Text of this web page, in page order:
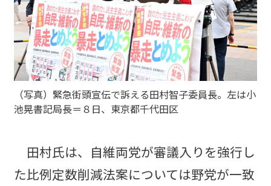
（写真）緊急街頭宣伝で訴える田村智子委員長。左は小
池晃書記局長＝８日、東京都千代田区
田村氏は、自維両党が審議入りを強行し
た比例定数削減法案については野党が一致